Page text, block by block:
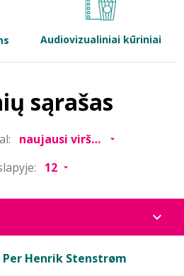
Audiovizualiniai kūriniai
sąrašas
Per Henrik Stenstrøm